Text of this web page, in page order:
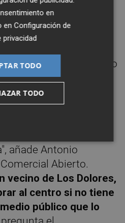
carecen del
convertirse en
San Fernando o
presidente de
cree que primero
estas calles"
más tarde qué otras
de transporte
añade Antonio
Abierto.
vecino de Los Dolores,
al centro si no tiene
público que lo
en
enConfiguración de
privacidad
TODO
TODO